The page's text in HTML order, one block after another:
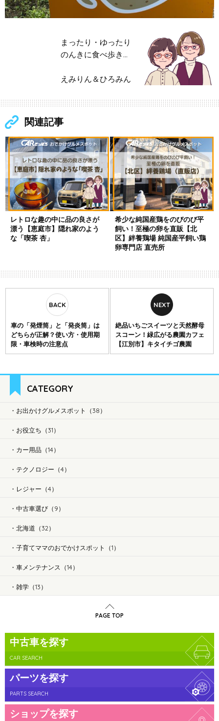
まったり・ゆったり
のんきに食べ歩き…
えみりん＆ひろみん
関連記事
レトロな趣の中に品の良さが
漂う【恵庭市】隠れ家のよう
な「喫茶 杏」
希少な純国産鶏をのびのび平
飼い！至極の卵を直販【北
区】絆養鶏場 純国産平飼い鶏
卵専門店 直売所
車の「発煙筒」と「発炎筒」は
どちらが正解？使い方・使用期
限・車検時の注意点
絶品いちごスイーツと天然酵母
スコーン！緑広がる農園カフェ
【江別市】キタイチゴ農園
CATEGORY
お出かけグルメスポット（38）
お役立ち（31）
カー用品（14）
テクノロジー（4）
レジャー（4）
中古車選び（9）
北海道（32）
子育てママのおでかけスポット（1）
車メンテナンス（14）
雑学（13）
PAGE TOP
中古車を探す
CAR SEARCH
パーツを探す
PARTS SEARCH
ショップを探す